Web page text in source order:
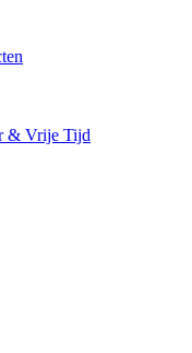
& Vrije Tijd